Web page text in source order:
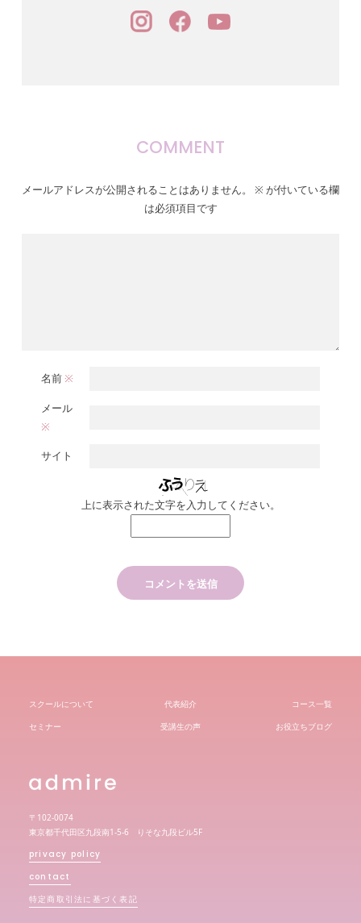
COMMENT
メールアドレスが公開されることはありません。 ※ が付いている欄
は必須項目です
名前 ※
メール
※
サイト
上に表示された文字を入力してください。
スクールについて 代表紹介
コース一覧
セミナー
受講生の声 お役立ちブログ
〒102-0074
東京都千代田区九段南1-5-6 りそな九段ビル5F
privacy policy
contact
特定商取引法に基づく表記